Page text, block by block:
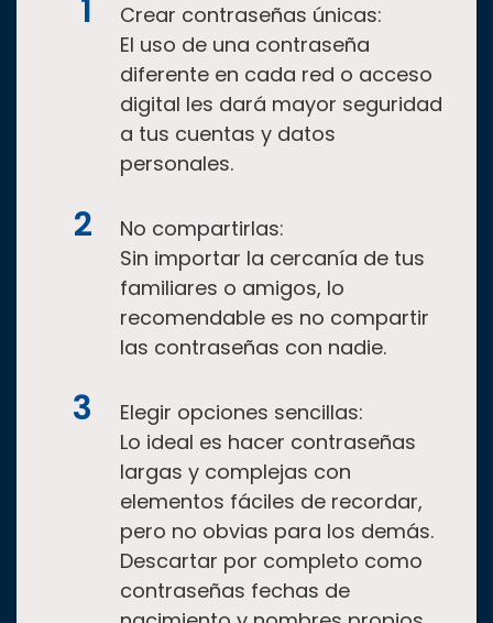
Crear contraseñas únicas:
El uso de una contraseña
diferente en cada red o acceso
digital les dará mayor seguridad
a tus cuentas y datos
personales.
No compartirlas:
Sin importar la cercanía de tus
familiares o amigos, lo
recomendable es no compartir
las contraseñas con nadie.
Elegir opciones sencillas:
Lo ideal es hacer contraseñas
largas y complejas con
elementos fáciles de recordar,
pero no obvias para los demás.
Descartar por completo como
contraseñas fechas de